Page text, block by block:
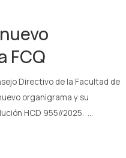
FCQ
Directivo de la Facultad de
organigrama y su
HCD 955//2025. …